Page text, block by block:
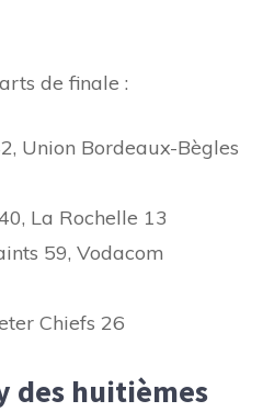
de finale :
Union Bordeaux-Bègles
La Rochelle 13
59, Vodacom
Chiefs 26
des huitièmes